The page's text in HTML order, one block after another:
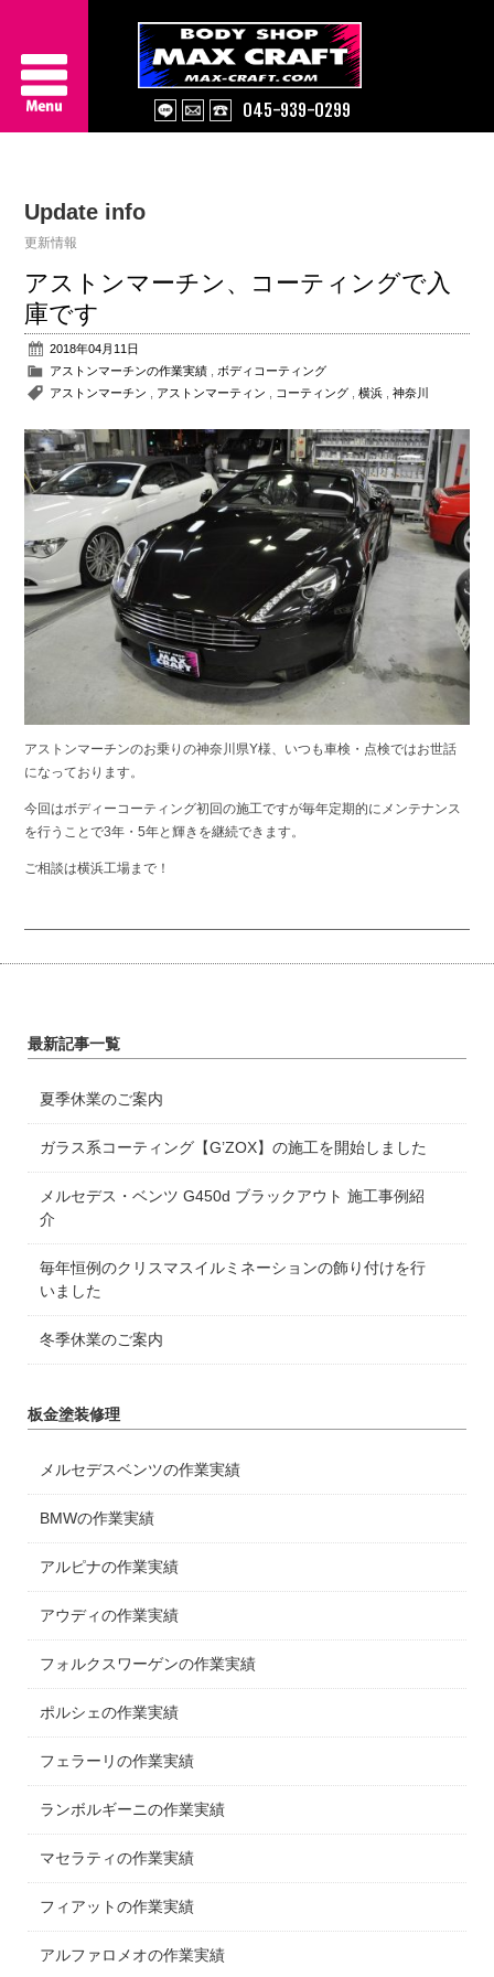
045-939-0299
About Us
Works
Information
Contact/Access
Update info
更新情報
アストンマーチン、コーティングで入
庫です
2018年04月11日
アストンマーチンの作業実績
ボディコーティング
アストンマーチン
アストンマーティン コーティング ,横浜 神奈川
アストンマーチンのお乗りの神奈川県Y様、いつも車検・点検ではお世話
になっております。
今回はボディーコーティング初回の施工ですが毎年定期的にメンテナンス
を行うことで3年・5年と輝きを継続できます。
ご相談は横浜工場まで！
最新記事一覧
夏季休業のご案内
ガラス系コーティング【G’ZOX】の施工を開始しました
メルセデス・ベンツ G450d ブラックアウト 施工事例紹
介
毎年恒例のクリスマスイルミネーションの飾り付けを行
いました
冬季休業のご案内
板金塗装修理
メルセデスベンツの作業実績
BMWの作業実績
アルピナの作業実績
アウディの作業実績
フォルクスワーゲンの作業実績
ポルシェの作業実績
フェラーリの作業実績
ランボルギーニの作業実績
マセラティの作業実績
フィアットの作業実績
アルファロメオの作業実績